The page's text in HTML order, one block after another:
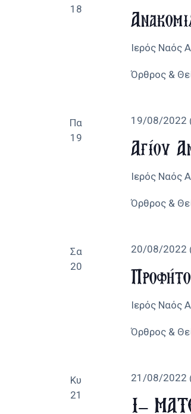
18
Ιερός Ναός
Όρθρος &
Πα
19
Αγίου
19/08/2022
Ιερός Ναός
Όρθρος &
Σα
20
20/08/2022
Ιερός Ναός
Όρθρος &
Κυ
21
Ι’
21/08/2022